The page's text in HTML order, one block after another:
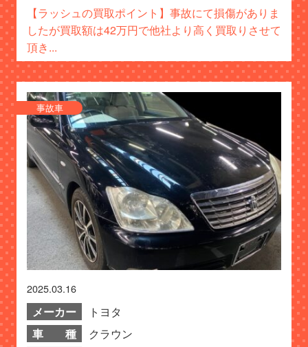
【ラッシュの買取ポイント】事故にて損傷がありま
したが買取額は42万円で他社より高く買取りさせて
頂き...
事故車
2025.03.16
メーカー
トヨタ
車 種
クラウン